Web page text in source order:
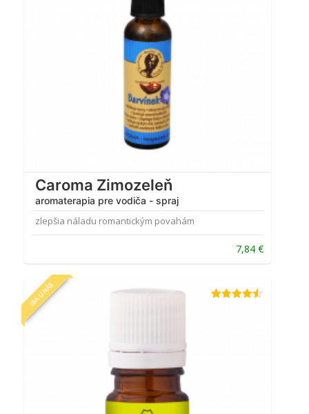
Caroma Zimozeleň
aromaterapia pre vodiča - spraj
zlepšia náladu romantickým povahám
7,84 €
IBA U NÁS